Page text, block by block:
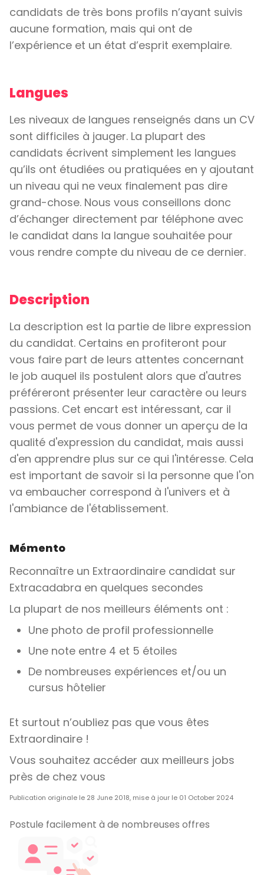
candidats de très bons profils n’ayant suivis
aucune formation, mais qui ont de
l’expérience et un état d’esprit exemplaire.
Langues
Les niveaux de langues renseignés dans un CV
sont difficiles à jauger. La plupart des
candidats écrivent simplement les langues
qu’ils ont étudiées ou pratiquées en y ajoutant
un niveau qui ne veux finalement pas dire
grand-chose. Nous vous conseillons donc
d’échanger directement par téléphone avec
le candidat dans la langue souhaitée pour
vous rendre compte du niveau de ce dernier.
Description
La description est la partie de libre expression
du candidat. Certains en profiteront pour
vous faire part de leurs attentes concernant
le job auquel ils postulent alors que d'autres
préféreront présenter leur caractère ou leurs
passions. Cet encart est intéressant, car il
vous permet de vous donner un aperçu de la
qualité d'expression du candidat, mais aussi
d'en apprendre plus sur ce qui l'intéresse. Cela
est important de savoir si la personne que l'on
va embaucher correspond à l'univers et à
l'ambiance de l'établissement.
Mémento
Reconnaître un Extraordinaire candidat sur
Extracadabra en quelques secondes
La plupart de nos meilleurs éléments ont :
Une photo de profil professionnelle
Une note entre 4 et 5 étoiles
De nombreuses expériences et/ou un
cursus hôtelier
Et surtout n’oubliez pas que vous êtes
Extraordinaire !
Vous souhaitez accéder aux meilleurs jobs
près de chez vous
Publication originale le 28 June 2018, mise à jour le 01 October 2024
Postule facilement à de nombreuses offres